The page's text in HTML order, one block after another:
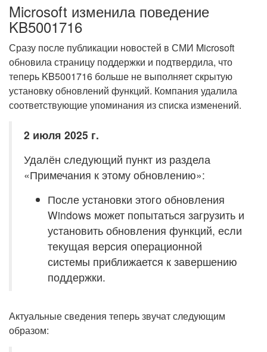
Microsoft изменила поведение
KB5001716
Сразу после публикации новостей в СМИ Microsoft
обновила страницу поддержки и подтвердила, что
теперь KB5001716 больше не выполняет скрытую
установку обновлений функций. Компания удалила
соответствующие упоминания из списка изменений.
2 июля 2025 г.
Удалён следующий пункт из раздела
«Примечания к этому обновлению»:
После установки этого обновления
Windows может попытаться загрузить и
установить обновления функций, если
текущая версия операционной
системы приближается к завершению
поддержки.
Актуальные сведения теперь звучат следующим
образом: